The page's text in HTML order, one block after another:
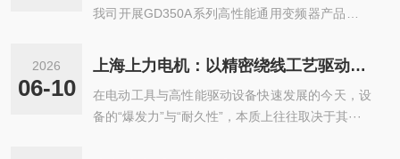
我司开展GD350A系列高性能通用变频器产品推介
2026
06-10
上海上力电机：以精密绕线工艺驱动高性能电机制造升级
在电动工具与高性能驱动设备快速发展的今天，设
备的“爆发力”与“耐久性”，本质上往往取决于其···